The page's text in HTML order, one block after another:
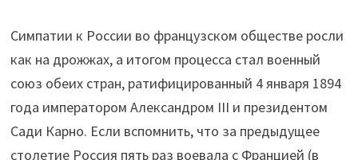
Симпатии к России во французском обществе росли
как на дрожжах, а итогом процесса стал военный
союз обеих стран, ратифицированный 4 января 1894
года императором Александром III и президентом
Сади Карно. Если вспомнить, что за предыдущее
столетие Россия пять раз воевала с Францией (в